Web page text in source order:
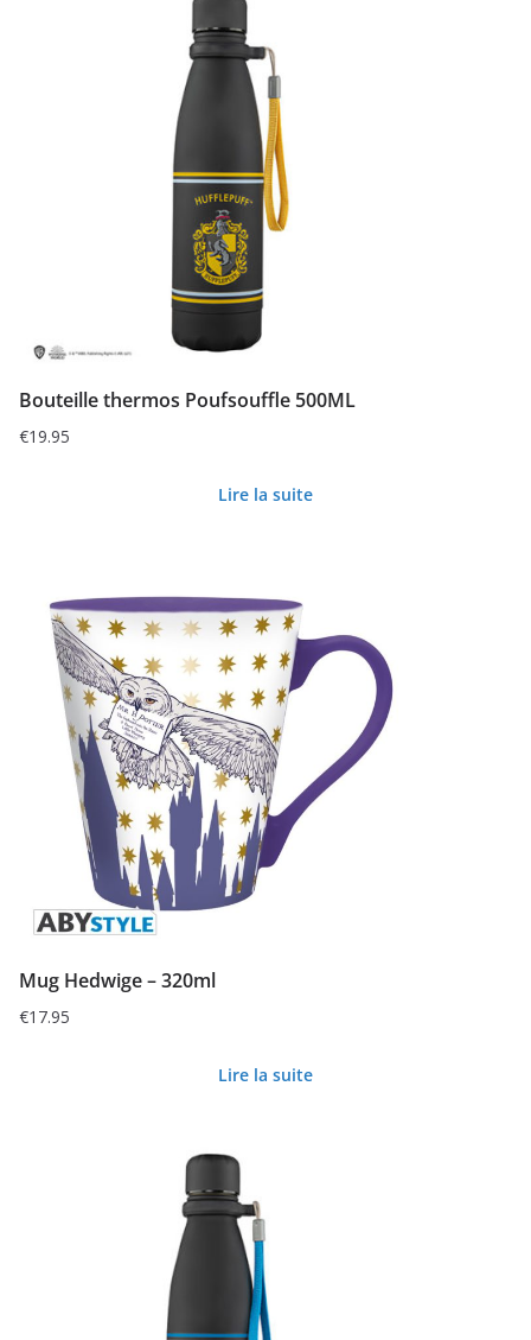
Bouteille thermos Poufsouffle 500ML
€19.95
Lire la suite
Mug Hedwige – 320ml
€17.95
Lire la suite